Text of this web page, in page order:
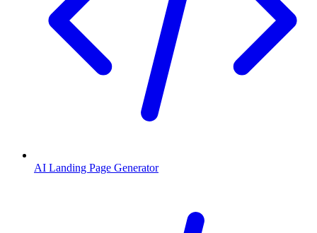
AI Landing Page Generator